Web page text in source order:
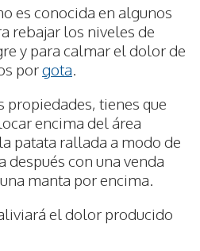
es conocida en algunos
rebajar los niveles de
y para calmar el dolor de
porgota.
propiedades, tienes que
encima del área
patata rallada a modo de
con una venda
manta por encima.
el dolor producido